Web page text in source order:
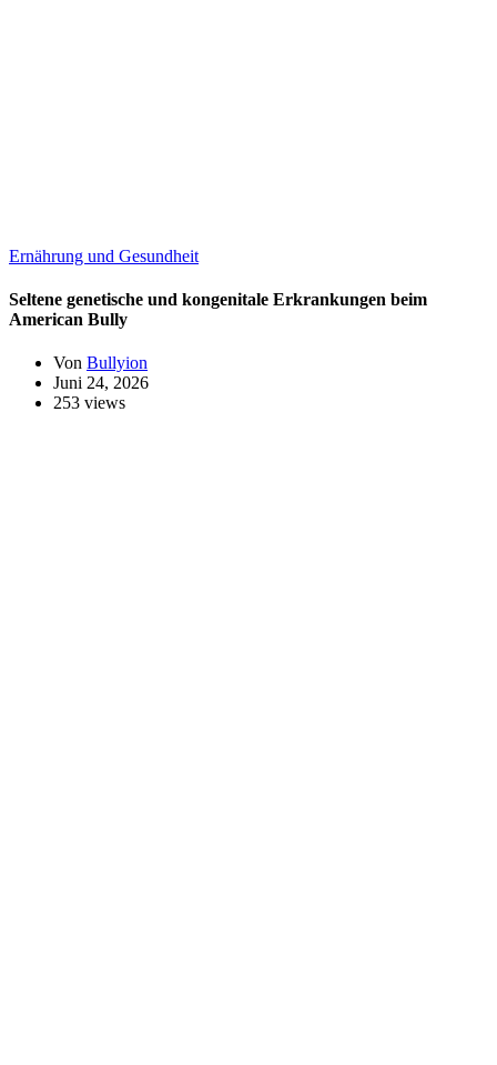
Ernährung und Gesundheit
Seltene genetische und kongenitale Erkrankungen beim
American Bully
Von Bullyion
Juni 24, 2026
253 views